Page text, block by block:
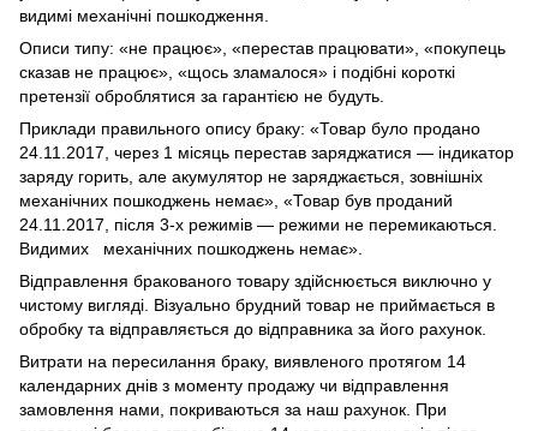
видимі механічні пошкодження.
Описи типу: «не працює», «перестав працювати», «покупець
сказав не працює», «щось зламалося» і подібні короткі
претензії оброблятися за гарантією не будуть.
Приклади правильного опису браку: «Товар було продано
24.11.2017, через 1 місяць перестав заряджатися — індикатор
заряду горить, але акумулятор не заряджається, зовнішніх
механічних пошкоджень немає», «Товар був проданий
24.11.2017, після 3-х режимів — режими не перемикаються.
Видимих механічних пошкоджень немає».
Відправлення бракованого товару здійснюється виключно у
чистому вигляді. Візуально брудний товар не приймається в
обробку та відправляється до відправника за його рахунок.
Витрати на пересилання браку, виявленого протягом 14
календарних днів з моменту продажу чи відправлення
замовлення нами, покриваються за наш рахунок. При